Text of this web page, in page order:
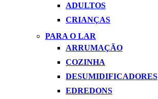
ADULTOS
CRIANÇAS
PARA O LAR
ARRUMAÇÃO
COZINHA
DESUMIDIFICADORES
EDREDONS